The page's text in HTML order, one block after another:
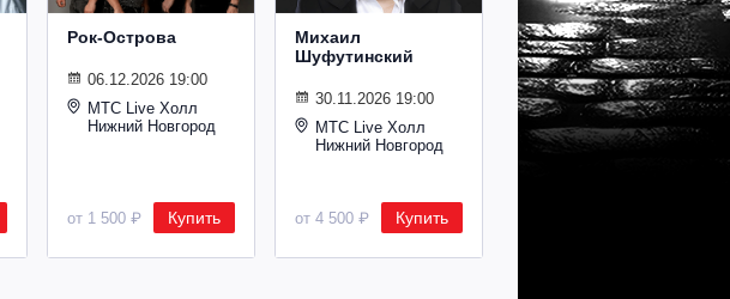
Рок-Острова
06.12.2026 19:00
МТС Live Холл
Нижний Новгород
от 1 500 ₽ Купить
Михаил
Шуфутинский
30.11.2026 19:00
МТС Live Холл
Нижний Новгород
от 4 500 ₽ Купить
Сурганова и
Оркестр
02.11.2026 19:00
МТС Live Холл
Нижний Новгород